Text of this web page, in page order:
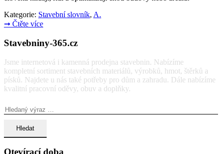
Kategorie: Stavební slovník, A.
➞ Čtěte více
Stavebniny-365.cz
Jsme internetová i kamenná prodejna stavebnin. Nabízíme
kompletní sortiment stavebních materiálů, výrobků, hmot, štěrků a
písků. Najdete u nás také potřeby pro dům a zahradu. Dále nabízíme
kvalitní pracovní oděvy, obuv a doplňky.
Otevírací doba